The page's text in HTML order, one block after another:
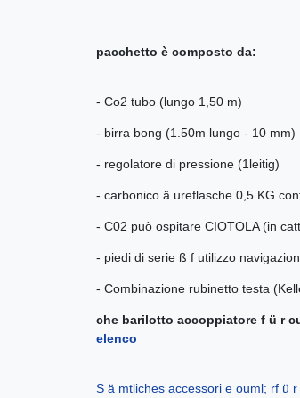
pacchetto è composto da:
- Co2 tubo (lungo 1,50 m)
- birra bong (1.50m lungo - 10 mm)
- regolatore di pressione (1leitig)
- carbonico ä ureflasche 0,5 KG
- C02 può ospitare CIOTOLA (in
- piedi di serie ß f utilizzo
- Combinazione rubinetto testa
che barilotto accoppiatore f ü r
elenco
S ä mtliches accessori e ouml; rf ü